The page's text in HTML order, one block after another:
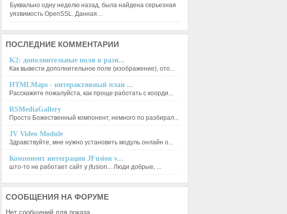
Буквально одну неделю назад, была найдена серьезная
уязвимость OpenSSL. Данная…
ПОСЛЕДНИЕ КОММЕНТАРИИ
K2: дополнительные поля в разн...
Как вывести дополнительное поле (изображение), ото...
HTMLMaps - интерактивный план ...
Расскажите пожалуйста, как проще работать с коорди...
RSMediaGallery
Просто Божественный компонент, немного по разбирал...
JV Video Module
Здравствуйте, мне нужно установить модуль онлайн о...
Компонент интеграции JFusion v...
што-то не работает сайт у jfusion... Люди добрые, ...
СООБЩЕНИЯ НА ФОРУМЕ
Нет сообщений для показа